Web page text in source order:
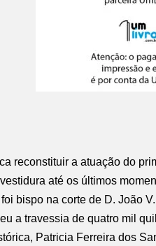
reconstituir a atuação do
até os últimos
bispo na corte de D. João
a travessia de quatro mil
Patricia Ferreira dos